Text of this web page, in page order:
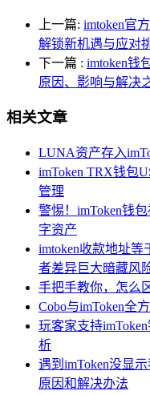
上一篇: imtoken官
解锁新机遇与应对
下一篇 : imtoken钱
原因、影响与解决
相关文章
LUNA资产存入
imToken TRX钱包
管理
警惕！imToken钱
字资产
imtoken收款地址
者差异巨大暗藏风
手把手教你，怎么
Cobo与imToken全
玩客家支持
析
遇到imToken没显
原因和解决办法